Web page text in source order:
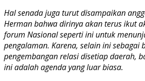
Hal senada juga turut disampaikan
Herman bahwa dirinya akan terus ikut
forum Nasional seperti ini untuk
pengalaman. Karena, selain ini sebagai
pengembangan relasi disetiap daerah,
ini adalah agenda yang luar biasa.